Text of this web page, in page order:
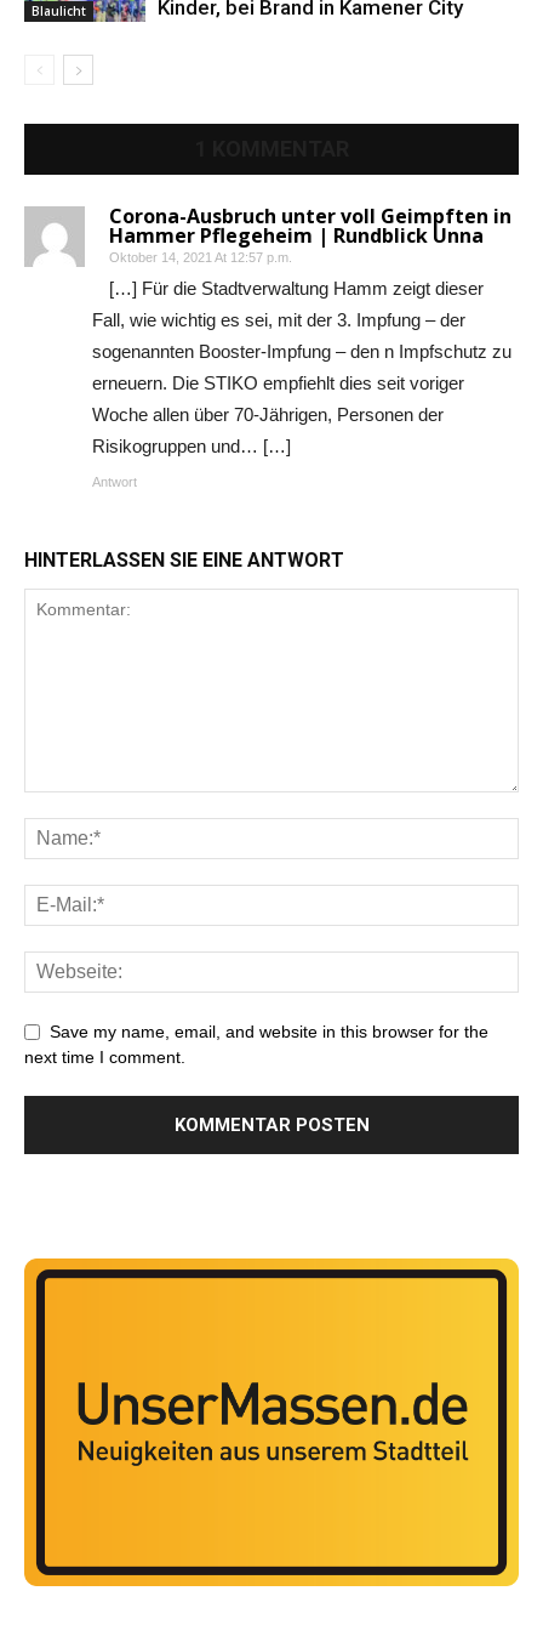
Blaulicht
Kinder, bei Brand in Kamener City
Corona-Ausbruch unter voll Geimpften in
Hammer Pflegeheim | Rundblick Unna
Oktober 14, 2021 At 12:57 p.m.
[…] Für die Stadtverwaltung Hamm zeigt dieser
Fall, wie wichtig es sei, mit der 3. Impfung – der
sogenannten Booster-Impfung – den n Impfschutz zu
erneuern. Die STIKO empfiehlt dies seit voriger
Woche allen über 70-Jährigen, Personen der
Risikogruppen und… […]
Antwort
HINTERLASSEN SIE EINE ANTWORT
Save my name, email, and website in this browser for the
next time I comment.